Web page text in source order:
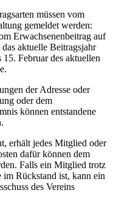
müssen vom
gemeldet werden:
Erwachsenenbeitrag auf
aktuelle Beitragsjahr
Februar des aktuellen
der Adresse oder
oder dem
können entstandene
erhält jedes Mitglied oder
dafür können dem
Falls ein Mitglied trotz
Rückstand ist, kann ein
des Vereins